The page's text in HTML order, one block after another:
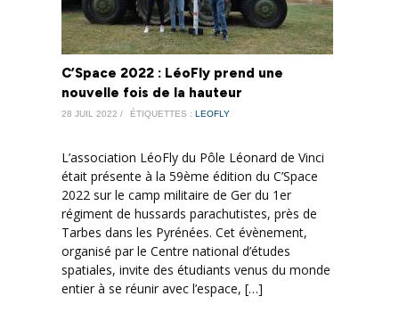
C’Space 2022 : LéoFly prend une
nouvelle fois de la hauteur
28 JUIL 2022 / ÉTIQUETTES : LEOFLY
L’association LéoFly du Pôle Léonard de Vinci
était présente à la 59ème édition du C’Space
2022 sur le camp militaire de Ger du 1er
régiment de hussards parachutistes, près de
Tarbes dans les Pyrénées. Cet évènement,
organisé par le Centre national d’études
spatiales, invite des étudiants venus du monde
entier à se réunir avec l’espace, […]